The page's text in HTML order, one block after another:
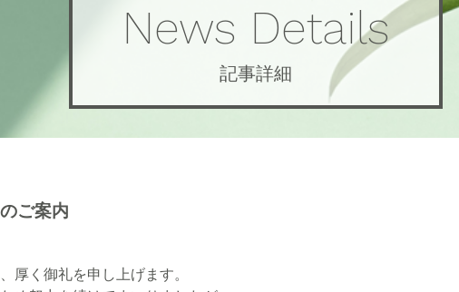
News Details
記事詳細
ご案内
く御礼を申し上げます。